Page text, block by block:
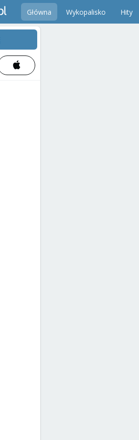
Główna Wykopalisko Hity